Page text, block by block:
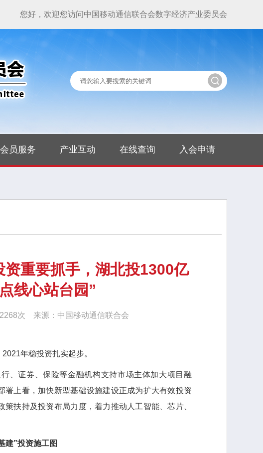
您好，欢迎您访问中国移动通信联合会数字经济产业委员会
会员服务 产业互动 在线查询 入会申请
重要抓手，湖北投1300亿
线心站台园”
次 来源：中国移动通信联合会
年稳投资扎实起步。
证券、保险等金融机构支持市场主体加大项目融
上看，加快新型基础设施建设正成为扩大有效投资
扶持及投资布局力度，着力推动人工智能、芯片、
建”投资施工图